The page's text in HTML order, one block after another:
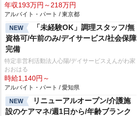
年収193万円～218万円
アルバイト・パート / 東京都
NEW
「未経験OK」調理スタッフ/無
資格可/午前のみ/デイサービス/社会保障
完備
特定非営利活動法人心陽/デイサービスえんがわ家
おおはる
時給1,140円～
アルバイト・パート / 愛知県
NEW
リニューアルオープン/介護施
設のケアマネ/週1日から/年齢ブランク